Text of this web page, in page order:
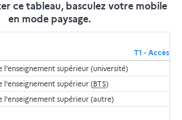
ce tableau, basculez votre mobile
en mode paysage.
T1 - Accès
l'enseignement supérieur (université)
l'enseignement supérieur (BTS)
l'enseignement supérieur (autre)